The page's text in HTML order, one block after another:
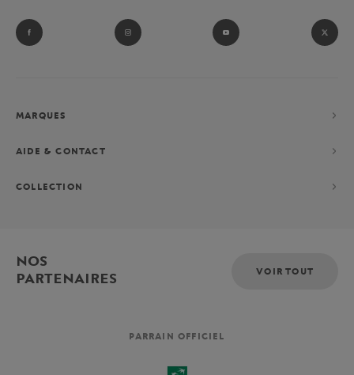
MARQUES
AIDE & CONTACT
COLLECTION
NOS
PARTENAIRES
VOIR TOUT
PARRAIN OFFICIEL